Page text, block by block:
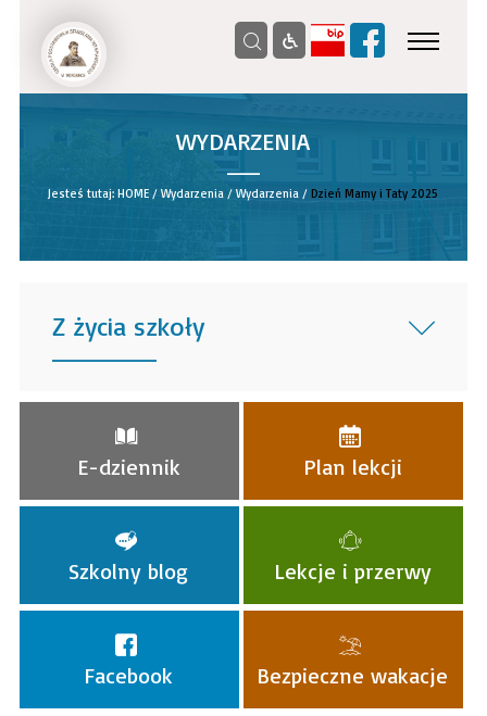
WYDARZENIA
__
Jesteś tutaj:HOME /Wydarzenia /Wydarzenia /Dzień Mamy i Taty 2025
Z życia szkoły
______
E-dziennik Plan lekcji
Szkolny blog Lekcje i przerwy
Facebook Bezpieczne wakacje